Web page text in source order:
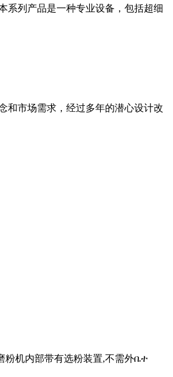
系列产品是一种专业设备，包括超细
和市场需求，经过多年的潜心设计改
粉机内部带有选粉装置,不需外ቤተ